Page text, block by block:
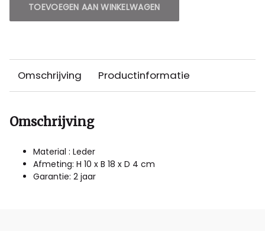
TOEVOEGEN AAN WINKELWAGEN
Omschrijving Productinformatie
Omschrijving
Material : Leder
Afmeting: H 10 x B 18 x D 4 cm
Garantie: 2 jaar